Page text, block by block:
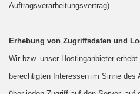
Auftragsverarbeitungsvertrag).
Erhebung von Zugriffsdaten und
Wir bzw. unser Hostinganbieter
berechtigten Interessen im Sinne